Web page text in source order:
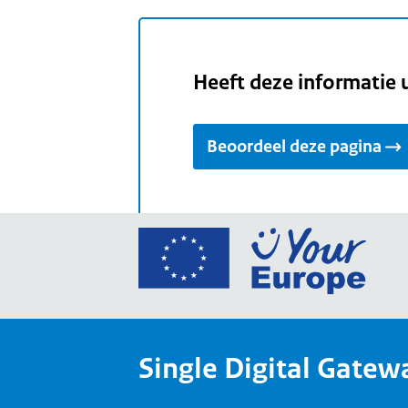
Heeft deze informatie
Beoordeel deze pagina
Ga
Your
Single Digital